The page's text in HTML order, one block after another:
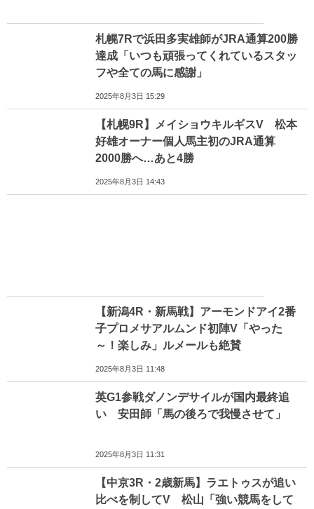
札幌7Rで浜田多実雄師がJRA通算200勝
達成「いつも頑張ってくれているスタッ
フや全ての馬に感謝」
2025年8月3日 15:29
【札幌9R】メイショウキルギスV 松本
好雄オーナー個人馬主初のJRA通算
2000勝へ…あと4勝
2025年8月3日 14:43
【新潟4R・新馬戦】アーモンドアイ2番
子プロメサアルムンド初陣V「やった
～！楽しみ」ルメールも絶賛
2025年8月3日 11:48
英G1参戦ダノンデサイルが国内最終追
い 安田師「馬の後ろで我慢させて」
2025年8月3日 11:31
【中京3R・2歳新馬】ラエトゥスが追い
比べを制してV 松山「強い競馬をして